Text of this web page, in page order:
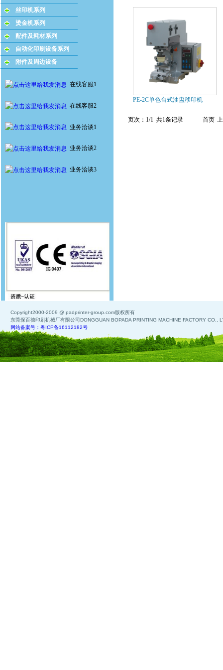
丝印机系列
烫金机系列
配件及耗材系列
自动化印刷设备系列
附件及周边设备
在线客服1
在线客服2
业务洽谈1
业务洽谈2
业务洽谈3
PE-2C单色台式油盅移印机
页次：1/1 共1条记录 首页
Copyright2000-2009 @ padprinter-group.com版权所有
东莞保百德印刷机械厂有限公司DONGGUAN BOPADA PRINTING MACHINE FACTORY CO.,
网站备案号：粤ICP备16112182号